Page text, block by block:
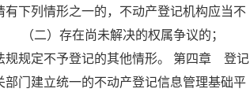
列情形之一的，不动产登记机构应当不
（二）存在尚未解决的权属争议的；
规定不予登记的其他情形。 第四章 登记
建立统一的不动产登记信息管理基础平